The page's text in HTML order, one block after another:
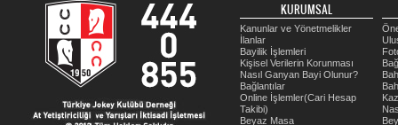
KURUMSAL
Kanunlar ve Yönetmelikler
İlanlar
Bayilik İşlemleri
Kişisel Verilerin Korunması
Nasıl Ganyan Bayi Olunur?
Bağlantılar
Online İşlemler(Cari Hesap
Takibi)
Beyaz Masa